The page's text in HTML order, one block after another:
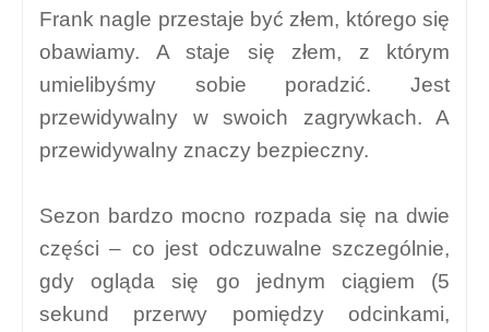
Frank nagle przestaje być złem, którego się
obawiamy. A staje się złem, z którym
umielibyśmy sobie poradzić. Jest
przewidywalny w swoich zagrywkach. A
przewidywalny znaczy bezpieczny.
Sezon bardzo mocno rozpada się na dwie
części – co jest odczuwalne szczególnie,
gdy ogląda się go jednym ciągiem (5
sekund przerwy pomiędzy odcinkami,